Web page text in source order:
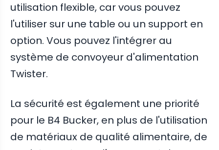
utilisation flexible, car vous pouvez
l'utiliser sur une table ou un support en
option. Vous pouvez l'intégrer au
système de convoyeur d'alimentation
Twister.
La sécurité est également une priorité
pour le B4 Bucker, en plus de l'utilisation
de matériaux de qualité alimentaire, de